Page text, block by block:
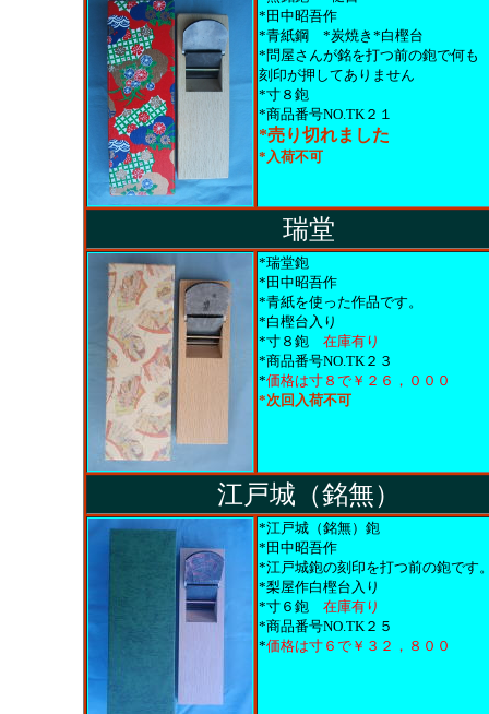
*田中昭吾作
*青紙鋼 *炭焼き*白樫台
*問屋さんが銘を打つ前の鉋で何も
刻印が押してありません
*寸８鉋
*商品番号NO.TK２１
*売り切れました
*入荷不可
瑞堂
*瑞堂鉋
*田中昭吾作
*青紙を使った作品です。
*白樫台入り
*寸８鉋 在庫有り
*商品番号NO.TK２３
*価格は寸８で￥２６，０００
*次回入荷不可
江戸城（銘無）
*江戸城（銘無）鉋
*田中昭吾作
*江戸城鉋の刻印を打つ前の鉋です
*梨屋作白樫台入り
*寸６鉋 在庫有り
*商品番号NO.TK２５
*価格は寸６で￥３２，８００